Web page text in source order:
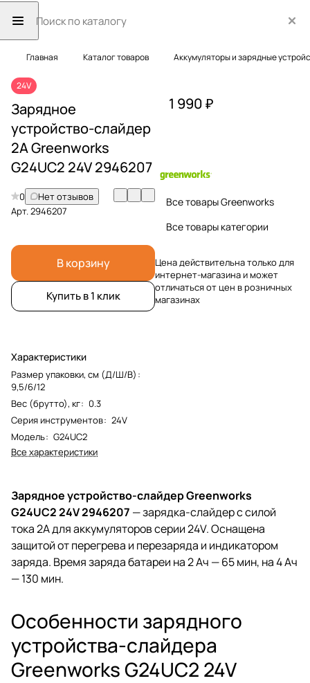
Главная Каталог товаров Аккумуляторы и зарядные
24V
Зарядное
устройство-слайдер
2А Greenworks
G24UC2 24V 2946207
0
Нет отзывов
Арт.2946207
В корзину
Купить в 1 клик
Характеристики
Размер упаковки, см (Д/Ш/В) :
9,5/6/12
Вес (брутто), кг: 0.3
Серия инструментов: 24V
Модель: G24UC2
Все характеристики
1 990 ₽
Все товары Greenworks
Все товары категории
Цена действительна только для
интернет-магазина и может
отличаться от цен в розничных
магазинах
Зарядное устройство-слайдер Greenworks
G24UC2 24V 2946207 — зарядка-слайдер с силой
тока 2А для аккумуляторов серии 24V. Оснащена
защитой от перегрева и перезаряда и индикатором
заряда. Время заряда батареи на 2 Ач — 65 мин, на 4 Ач
— 130 мин.
Особенности зарядного
устройства-слайдера
Greenworks G24UC2 24V